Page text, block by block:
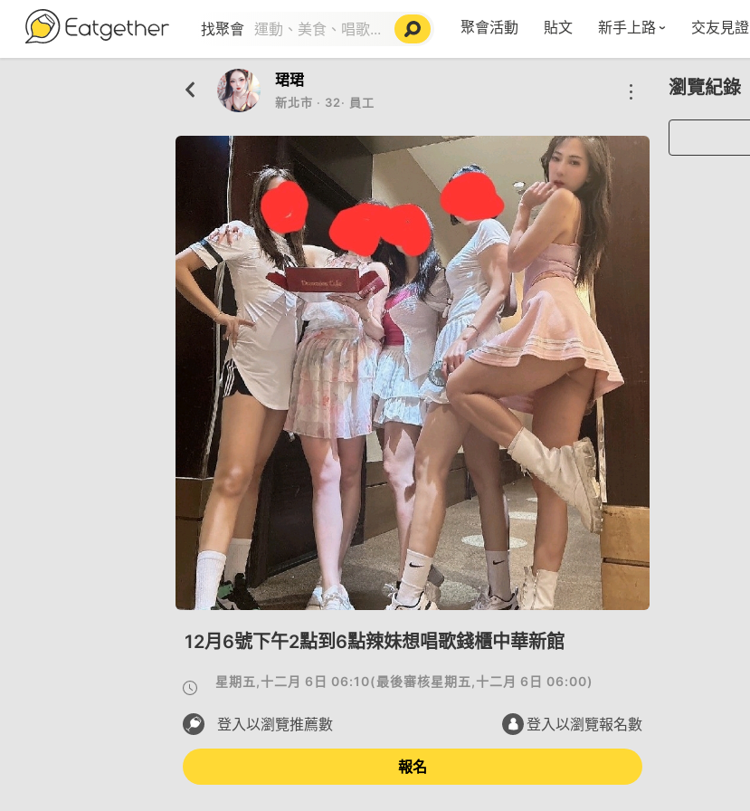
找聚會 聚會活動 貼文 新手上路
五大功能
VIP獨享
使用者指南
如何報名/舉辦聚會
聚會主題推薦
交友見證
珺珺
新北市 ‧ 32‧ 員工
12月6號下午2點到6點辣妹想唱歌錢櫃中華新館
星期五,十二月 6日 06:10(最後審核星期五,十二月 6日 06:00)
登入以瀏覽推薦數 登入以瀏覽報名數
報名
瀏覽紀錄